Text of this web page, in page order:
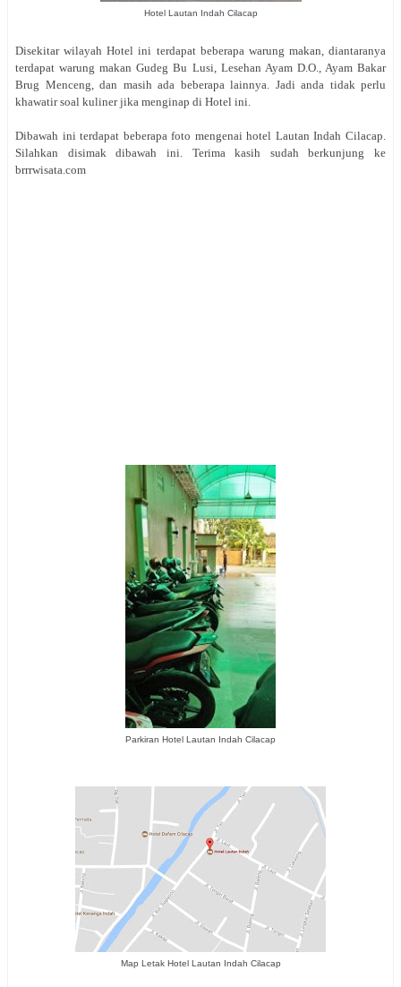
Hotel Lautan Indah Cilacap
Disekitar wilayah Hotel ini terdapat beberapa warung makan, diantaranya
terdapat warung makan Gudeg Bu Lusi, Lesehan Ayam D.O., Ayam Bakar
Brug Menceng, dan masih ada beberapa lainnya. Jadi anda tidak perlu
khawatir soal kuliner jika menginap di Hotel ini.
Dibawah ini terdapat beberapa foto mengenai hotel Lautan Indah Cilacap.
Silahkan disimak dibawah ini. Terima kasih sudah berkunjung ke
brrrwisata.com
Parkiran Hotel Lautan Indah Cilacap
Map Letak Hotel Lautan Indah Cilacap